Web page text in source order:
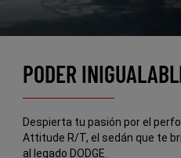
PODER
Despierta tu pasión por el
Attitude R/T, el sedán que te
al legado DODGE.